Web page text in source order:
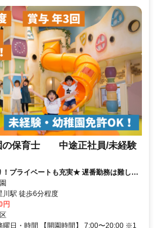
の保育士 中途正社員/未経験
！プライベートも充実★ 遅番勤務は難しい
川駅 徒歩6分程度
円
曜日・時間 【開園時間】 7:00〜20:00 ※1